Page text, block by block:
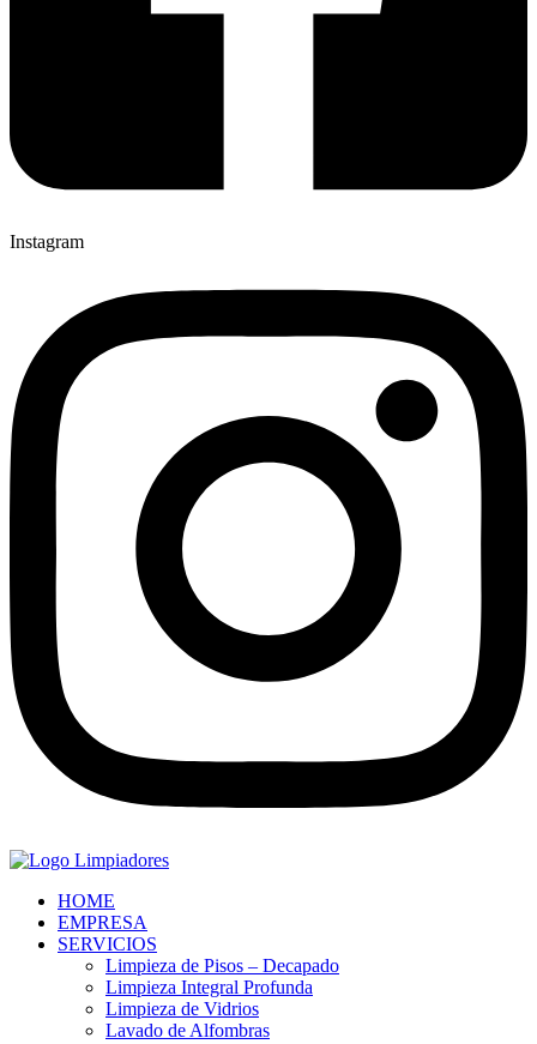
Instagram
HOME
EMPRESA
SERVICIOS
Limpieza de Pisos – Decapado
Limpieza Integral Profunda
Limpieza de Vidrios
Lavado de Alfombras